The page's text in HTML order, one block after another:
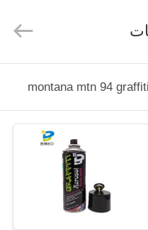
montana mtn 94